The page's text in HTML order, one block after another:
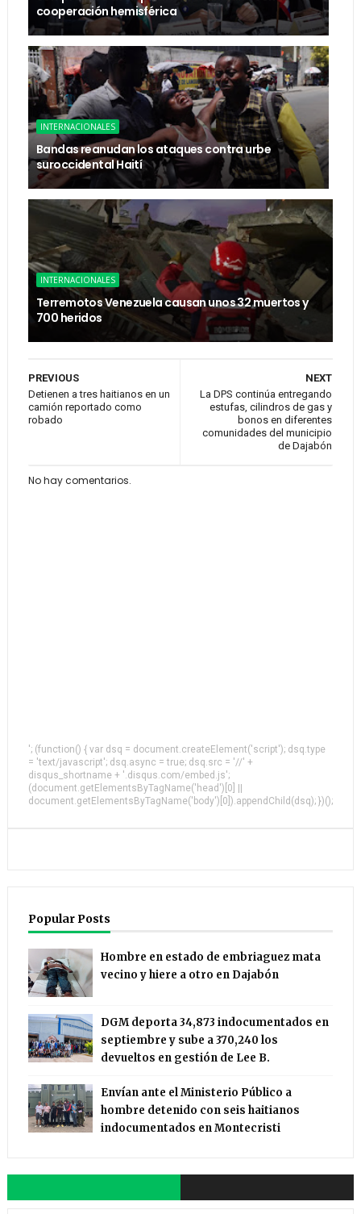
cooperación hemisférica
INTERNACIONALES
Bandas reanudan los ataques contra urbe
suroccidental Haití
INTERNACIONALES
Terremotos Venezuela causan unos 32 muertos y
700 heridos
NEXT
La DPS continúa entregando
estufas, cilindros de gas y
bonos en diferentes
comunidades del municipio
de Dajabón
PREVIOUS
Detienen a tres haitianos en un
camión reportado como
robado
No hay comentarios.
'; (function() { var dsq = document.createElement('script'); dsq.type
= 'text/javascript'; dsq.async = true; dsq.src = '//' +
disqus_shortname + '.disqus.com/embed.js';
(document.getElementsByTagName('head')[0] ||
document.getElementsByTagName('body')[0]).appendChild(dsq); })();
Popular Posts
Hombre en estado de embriaguez mata
vecino y hiere a otro en Dajabón
DGM deporta 34,873 indocumentados en
septiembre y sube a 370,240 los
devueltos en gestión de Lee B.
Envían ante el Ministerio Público a
hombre detenido con seis haitianos
indocumentados en Montecristi